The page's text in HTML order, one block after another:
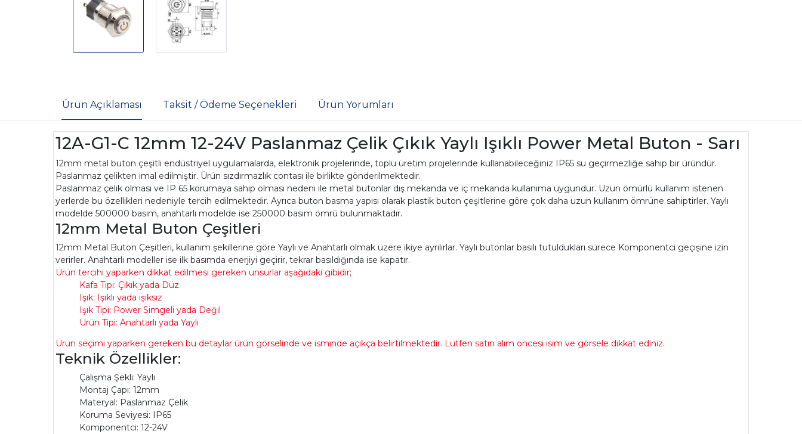
Ürün Açıklaması Taksit / Ödeme Seçenekleri Ürün Yorumları
12A-G1-C 12mm 12-24V Paslanmaz Çelik Çıkık Yaylı Işıklı Power Metal Buton - Sarı
12mm metal buton çeşitli endüstriyel uygulamalarda, elektronik projelerinde, toplu üretim projelerinde kullanabileceğiniz IP65 su geçirmezliğe sahip bir üründür.
Paslanmaz çelikten imal edilmiştir. Ürün sızdırmazlık contası ile birlikte gönderilmektedir.
Paslanmaz çelik olması ve IP 65 korumaya sahip olması nedeni ile metal butonlar dış mekanda ve iç mekanda kullanıma uygundur. Uzun ömürlü kullanım istenen
yerlerde bu özellikleri nedeniyle tercih edilmektedir. Ayrıca buton basma yapısı olarak plastik buton çeşitlerine göre çok daha uzun kullanım ömrüne sahiptirler. Yaylı
modelde 500000 basım, anahtarlı modelde ise 250000 basım ömrü bulunmaktadır.
12mm Metal Buton Çeşitleri
12mm Metal Buton Çeşitleri, kullanım şekillerine göre Yaylı ve Anahtarlı olmak üzere ikiye ayrılırlar. Yaylı butonlar basılı tutuldukları sürece Komponentci geçişine izin
verirler. Anahtarlı modeller ise ilk basımda enerjiyi geçirir, tekrar basıldığında ise kapatır.
Ürün tercihi yaparken dikkat edilmesi gereken unsurlar aşağıdaki gibidir;
Kafa Tipi: Çıkık yada Düz
Işık: Işıklı yada ışıksız
Işık Tipi: Power Simgeli yada Değil
Ürün Tipi: Anahtarlı yada Yaylı
Ürün seçimi yaparken gereken bu detaylar ürün görselinde ve isminde açıkça belirtilmektedir. Lütfen satın alım öncesi isim ve görsele dikkat ediniz.
Teknik Özellikler:
Çalışma Şekli: Yaylı
Montaj Çapı: 12mm
Materyal: Paslanmaz Çelik
Koruma Seviyesi: IP65
Komponentci: 12-24V